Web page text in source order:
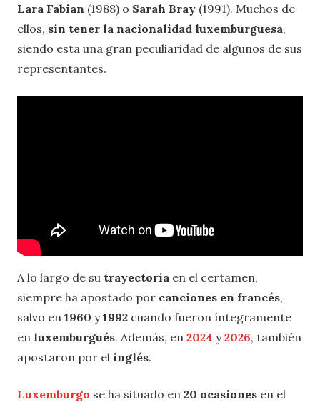
Lara Fabian (1988) o Sarah Bray (1991). Muchos de
ellos, sin tener la nacionalidad luxemburguesa,
siendo esta una gran peculiaridad de algunos de sus
representantes.
A lo largo de su trayectoria en el certamen,
siempre ha apostado por canciones en francés,
salvo en 1960 y1992 cuando fueron íntegramente
en luxemburgués. Además, en 2024 y2026, también
apostaron por el inglés.
Luxemburgo se ha situado en 20 ocasiones en el